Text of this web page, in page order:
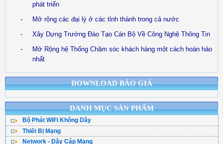
DOWNLOAD BÁO GIÁ
DANH MỤC SẢN PHẨM
Bộ Phát WiFi Không Dây
Bộ Phát WiFi TPLink
Thiết Bị Mạng
WiFi Mesh
Network - Dây Cáp Mạng
phát triển
-
Mở rộng các đại lý ở các tỉnh thành trong cả nước
-
Xây Dựng Trường Đào Tạo Cán Bộ Về Công Nghệ Thông Tin
-
Mở Rộng hệ Thống Chăm sóc khách hàng một cách hoàn hảo
nhất